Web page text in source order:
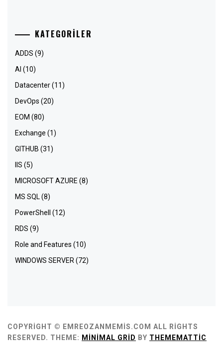
KATEGORILER
ADDS (9)
AI (10)
Datacenter(11)
DevOps (20)
EOM (80)
Exchange (1)
GITHUB (31)
IIS (5)
MICROSOFT AZURE (8)
MS SQL (8)
PowerShell
(12)
RDS (9)
Role and Features (10)
WINDOWS SERVER (72)
COPYRIGHT © EMREOZANMEMIS.COM ALL RIGHTS
RESERVED. THEME: MINIMAL GRID BY THEMEMATTIC